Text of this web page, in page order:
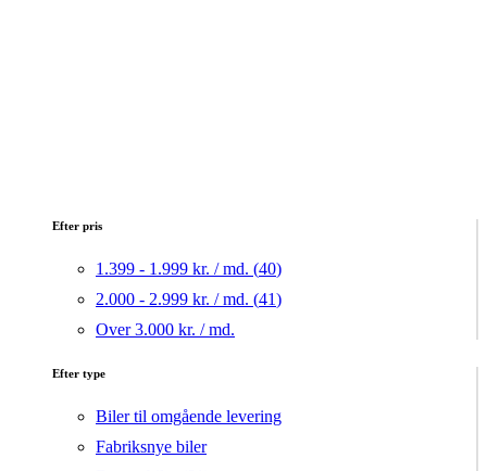
Efter pris
1.399 - 1.999 kr. / md. (40)
2.000 - 2.999 kr. / md. (41)
Over 3.000 kr. / md.
Efter type
Biler til omgående levering
Fabriksnye biler